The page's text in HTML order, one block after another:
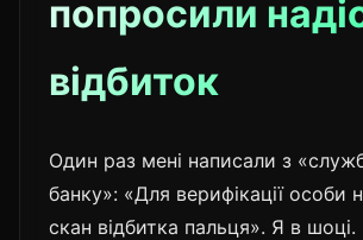
попросили
відбиток
Один раз мені написали з
банку»: «Для верифікації особи
скан відбитка пальця». Я в